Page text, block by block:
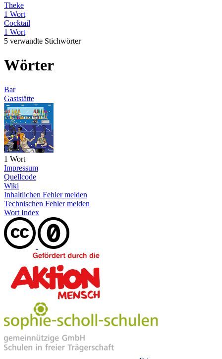
Theke
1 Wort
Cocktail
1 Wort
5 verwandte Stichwörter
Wörter
Bar
Gaststätte
1 Wort
Impressum
Quellcode
Wiki
Inhaltlichen Fehler melden
Technischen Fehler melden
Wort Index